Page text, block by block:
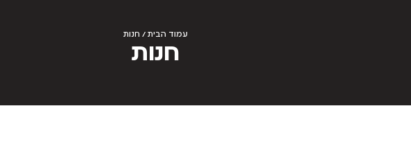
עמוד הבית / חנות
חנות